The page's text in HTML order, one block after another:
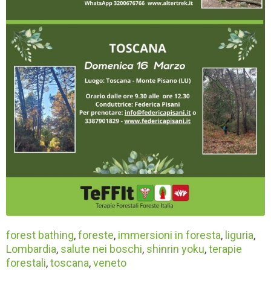
forest bathing,foreste, immersioni in foresta, liguria,
Lombardia, salute nei boschi, shinrin yoku,terapie
forestali,toscana,veneto